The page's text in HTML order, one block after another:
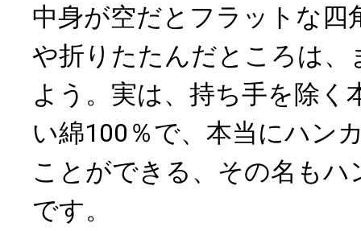
中身が空だとフラットな四
や折りたたんだところは、
よう。実は、持ち手を除く
い綿100％で、本当にハン
ことができる、その名も
です。